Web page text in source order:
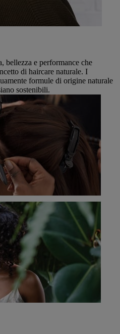
bellezza e performance che
di haircare naturale. I
formule di origine naturale
sostenibili.